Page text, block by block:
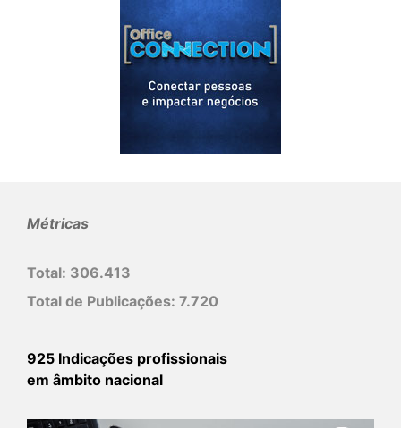
Métricas
Total: 306.413
Total de Publicações: 7.720
925 Indicações profissionais
em âmbito nacional